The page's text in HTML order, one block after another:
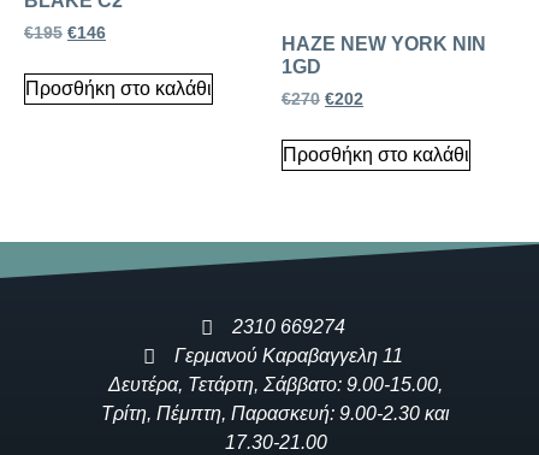
€195 €146
Προσθήκη στο καλάθι
HAZE NEW YORK NIN
1GD
€270 €202
Προσθήκη στο καλάθι
2310 669274
Γερμανού Καραβαγγελη 11
Δευτέρα, Τετάρτη, Σάββατο: 9.00-15.00,
Τρίτη, Πέμπτη, Παρασκευή: 9.00-2.30 και
17.30-21.00